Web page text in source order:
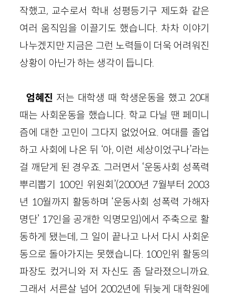
작했고, 교수로서 학내 성평등기구 제도화 같은
여러 움직임을 이끌기도 했습니다. 차차 이야기
나누겠지만 지금은 그런 노력들이 더욱 어려워진
상황이 아닌가 하는 생각이 듭니다.
엄혜진 저는 대학생 때 학생운동을 했고 20대
때는 사회운동을 했습니다. 학교 다닐 땐 페미니
즘에 대한 고민이 그다지 없었어요. 여대를 졸업
하고 사회에 나온 뒤 ‘아, 이런 세상이었구나’라는
걸 깨닫게 된 경우죠. 그러면서 ‘운동사회 성폭력
뿌리뽑기 100인 위원회’(2000년 7월부터 2003
년 10월까지 활동하며 ‘운동사회 성폭력 가해자
명단’ 17인을 공개한 익명모임)에서 주축으로 활
동하게 됐는데, 그 일이 끝나고 나서 다시 사회운
동으로 돌아가지는 못했습니다. 100인위 활동의
파장도 컸거니와 저 자신도 좀 달라졌으니까요.
그래서 서른살 넘어 2002년에 뒤늦게 대학원에